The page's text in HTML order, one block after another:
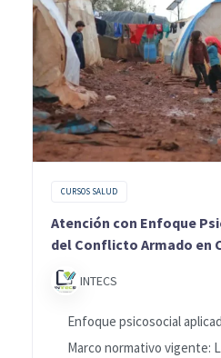
CURSOS SALUD
Atención con Enfoque
del Conflicto Armado en
INTECS
Enfoque psicosocial
Marco normativo vigente: